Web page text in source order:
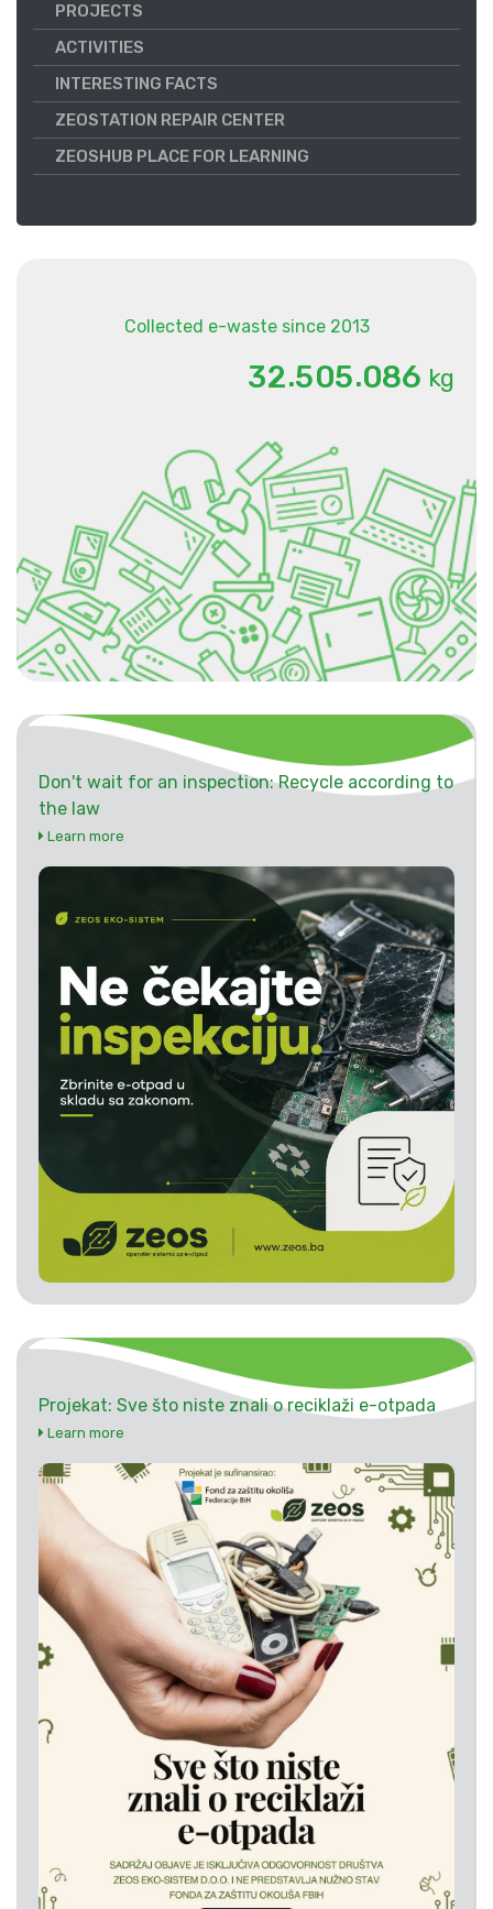
PROJECTS
ACTIVITIES
INTERESTING FACTS
ZEOSTATION REPAIR CENTER
ZEOSHUB PLACE FOR LEARNING
Collected e-waste since 2013
32.505.086 kg
Don't wait for an inspection: Recycle according to
the law
Learn more
Projekat: Sve što niste znali o reciklaži e-otpada
Learn more